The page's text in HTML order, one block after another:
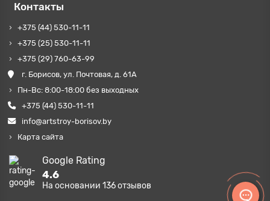
Контакты
+375 (44) 530-11-11
+375 (25) 530-11-11
+375 (29) 760-63-99
г. Борисов, ул. Почтовая, д. 61А
Пн-Вс: 8:00-18:00 без выходных
+375 (44) 530-11-11
info@artstroy-borisov.by
Карта сайта
Google Rating
4.6
На основании 136отзывов